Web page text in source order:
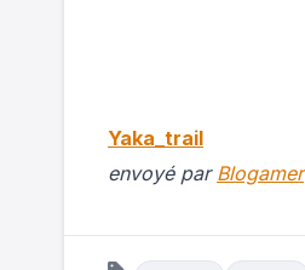
Yaka_trail
envoyé par Blogamer